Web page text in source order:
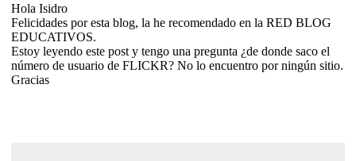
Hola Isidro
Felicidades por esta blog, la he recomendado en la RED BLOG
EDUCATIVOS.
Estoy leyendo este post y tengo una pregunta ¿de donde saco el
número de usuario de FLICKR? No lo encuentro por ningún sitio.
Gracias